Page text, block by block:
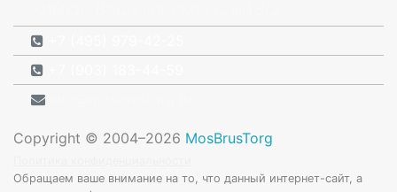
Copyright © 2004–2026 MosBrusTorg
Обращаем ваше внимание на то, что данный интернет-сайт, а